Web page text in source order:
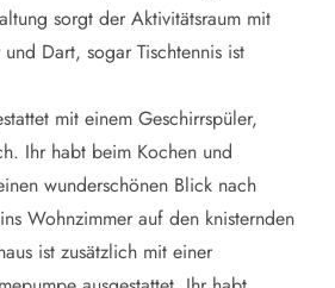
sorgt der Aktivitätsraum mit
Dart, sogar Tischtennis ist
mit einem Geschirrspüler,
Ihr habt beim Kochen und
wunderschönen Blick nach
Wohnzimmer auf den knisternden
ist zusätzlich mit einer